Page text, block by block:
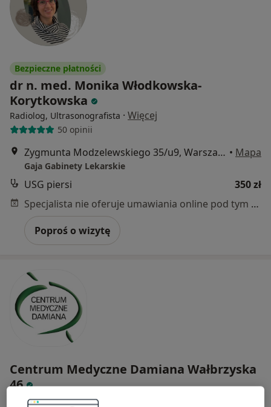
Bezpieczne płatności
dr n. med. Monika Włodkowska-
Korytkowska
Radiolog, Ultrasonografista · Więcej
50 opinii
Zygmunta Modzelewskiego 35/u9, Warszawa • Mapa
Gaja Gabinety Lekarskie
USG piersi
350 zł
Specjalista nie oferuje umawiania online pod tym adresem.
Poproś o wizytę
Centrum Medyczne Damiana Wałbrzyska
46
Radiologia, Alergologia, Andrologia